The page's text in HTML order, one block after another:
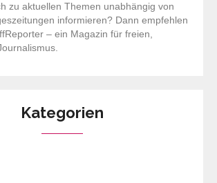
zu aktuellen Themen unabhängig von
informieren? Dann empfehlen
– ein Magazin für freien,
Kategorien